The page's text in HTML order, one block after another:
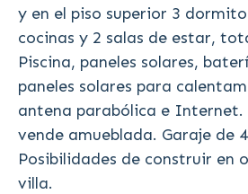
y en el piso superior 3
cocinas y 2 salas de estar,
Piscina, paneles solares,
paneles solares para
antena parabólica e Internet.
vende amueblada. Garaje de
Posibilidades de construir en
villa.